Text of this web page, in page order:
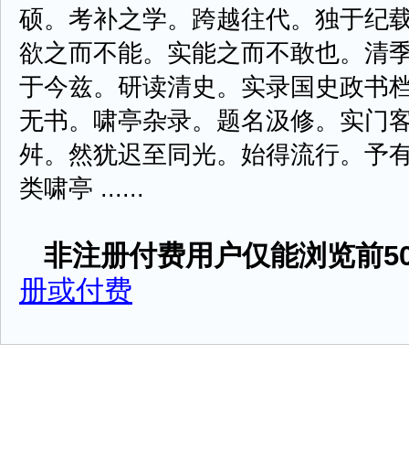
硕。考补之学。跨越往代。独于纪
欲之而不能。实能之而不敢也。清
于今兹。研读清史。实录国史政书
无书。啸亭杂录。题名汲修。实门
舛。然犹迟至同光。始得流行。予
类啸亭 ......
非注册付费用户仅能浏览前
册或付费